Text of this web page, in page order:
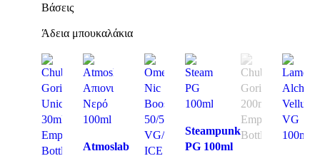
Βάσεις
Άδεια μπουκαλάκια
Atmoslab
Steampunk
PG 100ml